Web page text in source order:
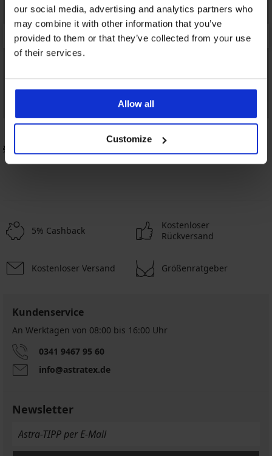
our social media, advertising and analytics partners who
may combine it with other information that you’ve
provided to them or that they’ve collected from your use
of their services.
Allow all
Customize
5
52,99 €
52,99 €
5% Cashback
Kostenloser
Rückversand
Kostenloser Versand Größenratgeber
Kundenservice
An Werktagen von 08:00 bis 16:00 Uhr
0341 9467 95 60
info@astratex.de
Newsletter